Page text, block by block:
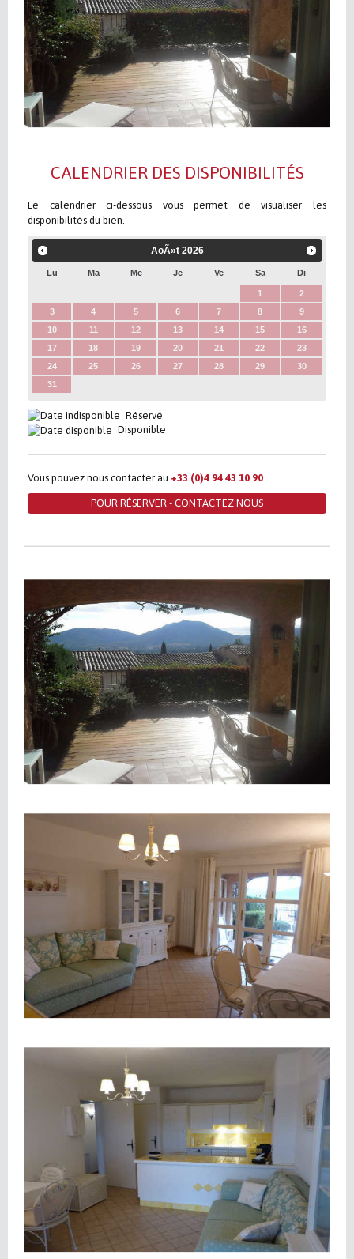
CALENDRIER DES DISPONIBILITÉS
Le calendrier ci-dessous vous permet de visualiser les
disponibilités du bien.
AoÃ»t 2026
Lu Ma Me Je Ve Sa Di
1
2
3
4 5 6 7 8
9
10
11 12 13 14 15
16
17
18 19 20 21 22
23
24
25 26 27 28 29
30
31
Réservé
Disponible
Vous pouvez nous contacter au +33 (0)4 94 43 10 90
POUR RÉSERVER - CONTACTEZ NOUS